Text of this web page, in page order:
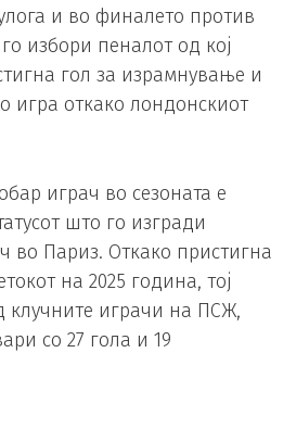
и во финалето против
избори пеналот од кој
гол за израмнување и
откако лондонскиот
играч во сезоната е
што го изгради
во Париз. Откако пристигна
на 2025 година, тој
клучните играчи на ПСЖ,
со 27 гола и 19